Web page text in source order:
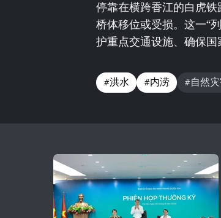
停靠在横跨香江的白虎
桥体移位或受损。这一“
护重点交通设施、确保国
#洪水 #内涝 #自然